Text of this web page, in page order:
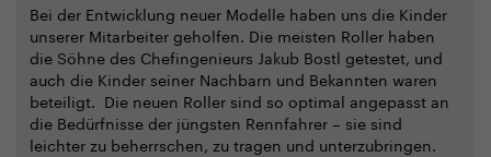
Bei der Entwicklung neuer Modelle haben uns die Kinder
unserer Mitarbeiter geholfen. Die meisten Roller haben
die Söhne des Chefingenieurs Jakub Bostl getestet, und
auch die Kinder seiner Nachbarn und Bekannten waren
beteiligt. Die neuen Roller sind so optimal angepasst an
die Bedürfnisse der jüngsten Rennfahrer – sie sind
leichter zu beherrschen, zu tragen und unterzubringen.